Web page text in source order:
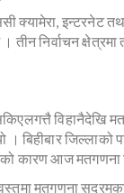
इन्टरनेट
निर्वाचन
विहानैदेखि
बिहीबार जिल्लाको
कारण आज मतगणना
मतगणना